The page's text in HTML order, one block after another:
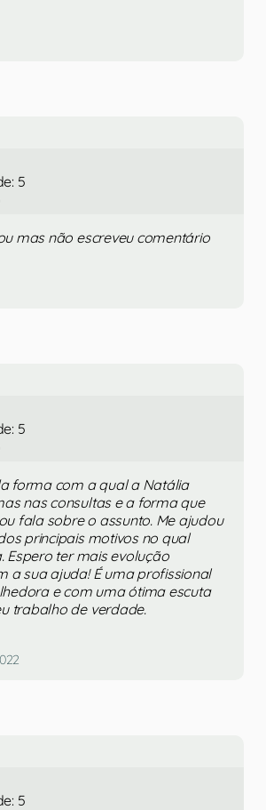
5
mas não escreveu comentário
5
forma com a qual a Natália
nas consultas e a forma que
fala sobre o assunto. Me ajudou
principais motivos no qual
Espero ter mais evolução
a sua ajuda! É uma profissional
e com uma ótima escuta
trabalho de verdade.
5